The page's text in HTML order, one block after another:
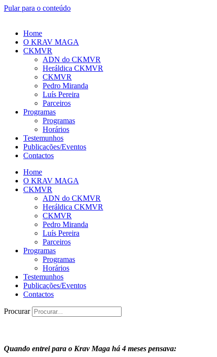
Pular para o conteúdo
Home
O KRAV MAGA
CKMVR
ADN do CKMVR
Heráldica CKMVR
CKMVR
Pedro Miranda
Luís Pereira
Parceiros
Programas
Programas
Horários
Testemunhos
Publicações/Eventos
Contactos
Home
O KRAV MAGA
CKMVR
ADN do CKMVR
Heráldica CKMVR
CKMVR
Pedro Miranda
Luís Pereira
Parceiros
Programas
Programas
Horários
Testemunhos
Publicações/Eventos
Contactos
Procurar
Quando entrei para o Krav Maga há 4 meses pensava: